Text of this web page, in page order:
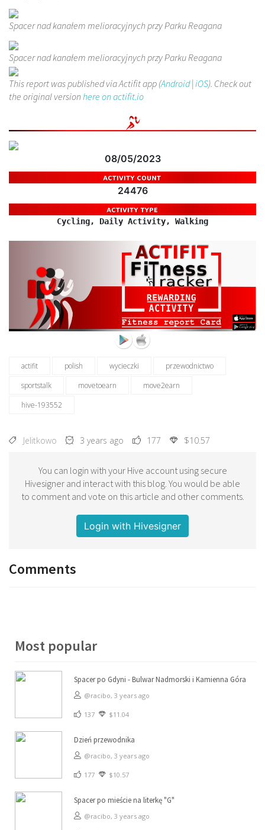
Spacer nad kanałem melioracyjnych przy Parku Reagana
Spacer nad kanałem melioracyjnych przy Parku Reagana
This report was published via Actifit app (Android| iOS). Check out
the original versionhere on actifit.io
08/05/2023
24476
Cycling, Daily Activity, Walking
actifit polish wycieczki
przewodnictwo
sportstalk
movetoearn
move2earn
hive-193552
Jelitkowo 3 years ago 177 $10.57
You can login with your Hive account using secure
Hivesigner and interact with this blog. You would be able
to comment and vote on this article and other comments.
Login with Hivesigner
Comments
Most popular
Spacer po Gdyni - Bulwar Nadmorski i Kamienna Góra
@racibo, 3 years ago
137 $11.04
Dzień przewodnika
@racibo, 3 years ago
177 $10.57
Spacer po mieście na literkę "G"
@racibo, 3 years ago